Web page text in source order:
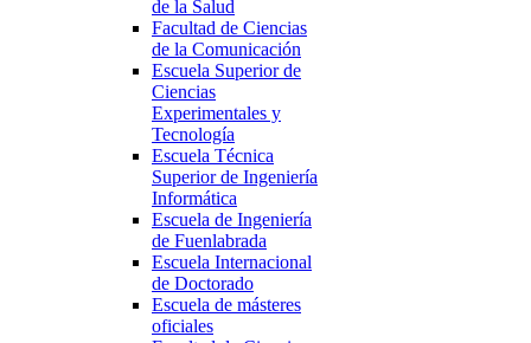
de la Salud
Facultad de Ciencias
de la Comunicación
Escuela Superior de
Ciencias
Experimentales y
Tecnología
Escuela Técnica
Superior de Ingeniería
Informática
Escuela de Ingeniería
de Fuenlabrada
Escuela Internacional
de Doctorado
Escuela de másteres
oficiales